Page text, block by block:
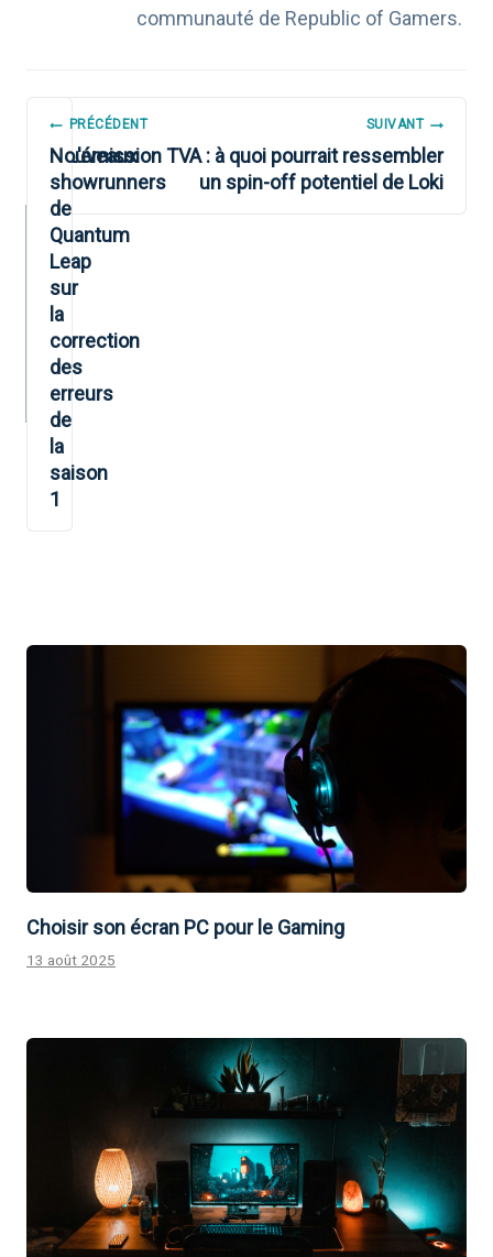
communauté de Republic of Gamers.
NAVIGATION
DE
L’ARTICLE
PRÉCÉDENT
Nouveaux
showrunners
de
Quantum
Leap
sur
la
correction
des
erreurs
de
la
saison
1
SUIVANT
L'émission TVA : à quoi pourrait ressembler
un spin-off potentiel de Loki
Choisir son écran PC pour le Gaming
13 août 2025